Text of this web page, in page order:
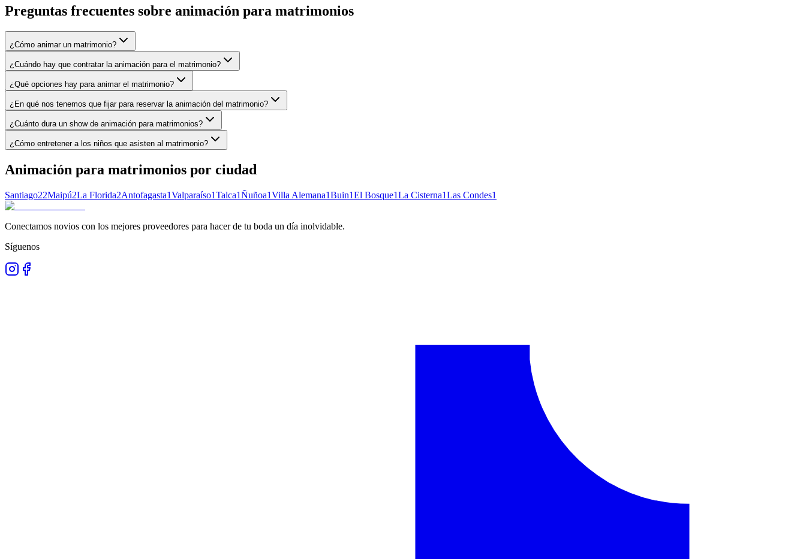
Preguntas frecuentes sobre animación para matrimonios
¿Cómo animar un matrimonio?
¿Cuándo hay que contratar la animación para el matrimonio?
¿Qué opciones hay para animar el matrimonio?
¿En qué nos tenemos que fijar para reservar la animación del matrimonio?
¿Cuánto dura un show de animación para matrimonios?
¿Cómo entretener a los niños que asisten al matrimonio?
Animación para matrimonios por ciudad
Santiago22Maipú2La Florida2Antofagasta1Valparaíso1Talca1Ñuñoa1Villa Alemana1Buin1El Bosque1La Cisterna1Las Condes1
Conectamos novios con los mejores proveedores para hacer de tu boda un día inolvidable.
Síguenos